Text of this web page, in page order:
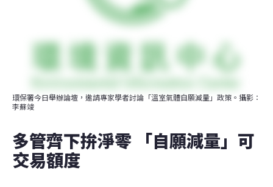
環保署今日舉辦論壇，邀請專家學者討論「溫室氣體自願減量」政策。攝影：
李蘇竣
多管齊下拚淨零 「自願減量」可
交易額度